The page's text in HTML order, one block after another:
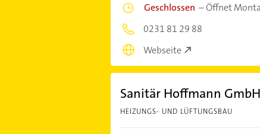
Geschlossen –Öffnet
0231 81 29 88
Webseite
Sanitär Hoffmann
HEIZUNGS- UND LÜFTUNGSBAU